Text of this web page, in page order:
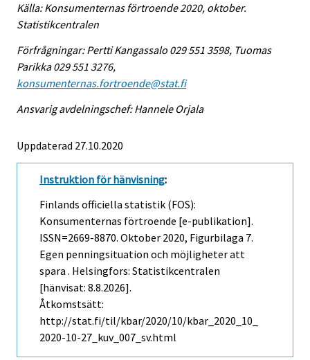
Källa: Konsumenternas förtroende 2020, oktober.
Statistikcentralen
Förfrågningar: Pertti Kangassalo 029 551 3598, Tuomas
Parikka 029 551 3276,
konsumenternas.fortroende@stat.fi
Ansvarig avdelningschef: Hannele Orjala
Uppdaterad 27.10.2020
Instruktion för hänvisning:
Finlands officiella statistik (FOS):
Konsumenternas förtroende [e-publikation].
ISSN=2669-8870. Oktober 2020, Figurbilaga 7.
Egen penningsituation och möjligheter att
spara . Helsingfors: Statistikcentralen
[hänvisat: 8.8.2026].
Åtkomstsätt:
http://stat.fi/til/kbar/2020/10/kbar_2020_10_
2020-10-27_kuv_007_sv.html